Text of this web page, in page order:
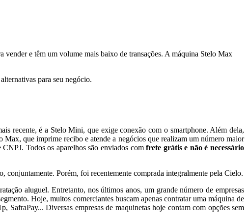
e têm um volume mais baixo de transações. A máquina Stelo Max
para seu negócio.
recente, é a Stelo Mini, que exige conexão com o smartphone. Além dela,
que imprime recibo e atende a negócios que realizam um número maior
Todos os aparelhos são enviados comfrete grátis e não é necessário
Porém, foi recentemente comprada integralmente pela Cielo.
aluguel. Entretanto, nos últimos anos, um grande número de empresas
Hoje, muitos comerciantes buscam apenas contratar uma máquina de
SafraPay... Diversas empresas de maquinetas hoje contam com opções sem